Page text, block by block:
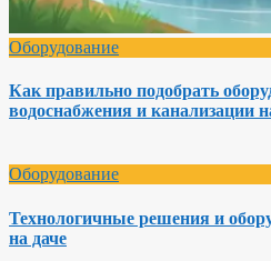
Оборудование
Как правильно подобрать
водоснабжения и канализации
Оборудование
Технологичные решения и
на даче